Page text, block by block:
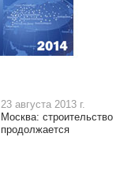
23 августа 2013 г.
Москва: строительство
продолжается